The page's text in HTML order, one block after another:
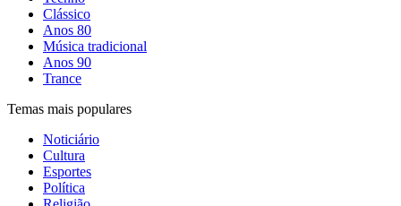
Clássico
Anos 80
Música tradicional
Anos 90
Trance
Temas mais populares
Noticiário
Cultura
Esportes
Política